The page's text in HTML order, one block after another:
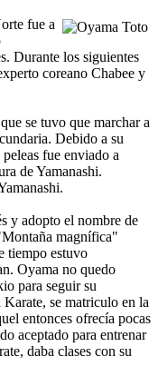
fue a
Durante los siguientes
coreano Chabee y
se tuvo que marchar a
Debido a su
fue enviado a
de Yamanashi.
y adopto el nombre de
magnífica"
tiempo estuvo
Oyama no quedo
para seguir su
se matriculo en la
entonces ofrecía pocas
aceptado para entrenar
daba clases con su